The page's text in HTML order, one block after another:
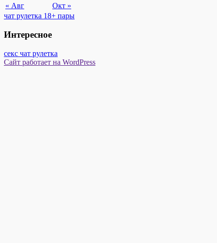
« Авг Окт »
чат рулетка 18+ пары
Интересное
секс чат рулетка
Сайт работает на WordPress